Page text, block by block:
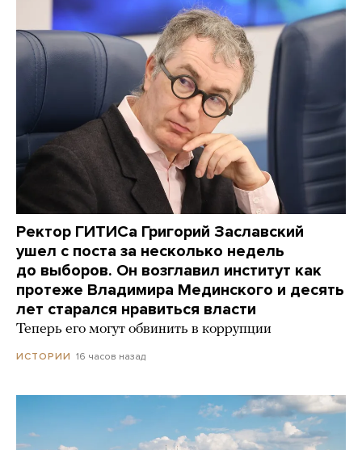
Ректор ГИТИСа Григорий Заславский
ушел с поста за несколько недель
до выборов. Он возглавил институт как
протеже Владимира Мединского и десять
лет старался нравиться власти
Теперь его могут обвинить в коррупции
ИСТОРИИ 16 часов назад